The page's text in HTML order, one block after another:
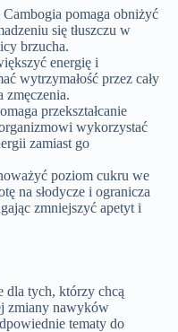
Cambogia pomaga obniżyć
się tłuszczu w
brzucha.
energię i
wytrzymałość przez cały
zmęczenia.
przekształcanie
wykorzystać
zamiast go
poziom cukru we
na słodycze i ogranicza
zmniejszyć apetyt i
dla tych, którzy chcą
zmiany nawyków
tematy do